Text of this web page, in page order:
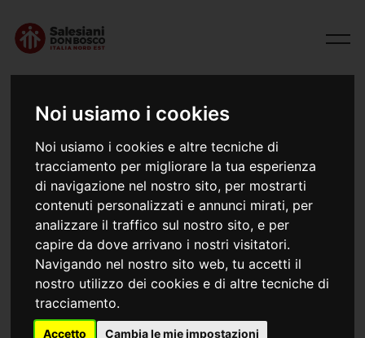
Noi usiamo i cookies
Noi usiamo i cookies e altre tecniche di
tracciamento per migliorare la tua esperienza
di navigazione nel nostro sito, per mostrarti
contenuti personalizzati e annunci mirati, per
analizzare il traffico sul nostro sito, e per
capire da dove arrivano i nostri visitatori.
Navigando nel nostro sito web, tu accetti il
nostro utilizzo dei cookies e di altre tecniche di
tracciamento.
Accetto Cambia le mie impostazioni
21/05/2025
85 anni di Bearzi
A Udine tre giorni di iniziative e festa per l'anniversario